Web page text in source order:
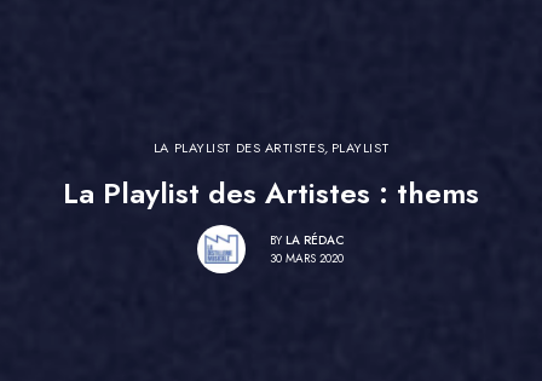
LA PLAYLIST DES ARTISTES, PLAYLIST
La Playlist des Artistes : thems
BY LA RÉDAC
30 MARS 2020